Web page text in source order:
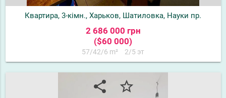
Квартира, 3-кімн., Харьков, Шатиловка, Науки пр.
2 686 000 грн
($60 000)
57/42/6 m² 2/5 эт
share star_border